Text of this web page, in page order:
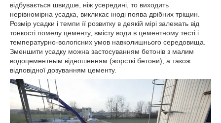
відбувається швидше, ніж усередині, то виходить
нерівномірна усадка, викликає іноді поява дрібних тріщин.
Розмір усадки і темпи її розвитку в деякій мірі залежать від
тонкості помелу цементу, вмісту води в цементному тесті і
температурно-вологісних умов навколишнього середовища.
Зменшити усадку можна застосуванням бетонів з малим
водоцементным відношенням (жорсткі бетони), а також
відповідної дозуванням цементу.